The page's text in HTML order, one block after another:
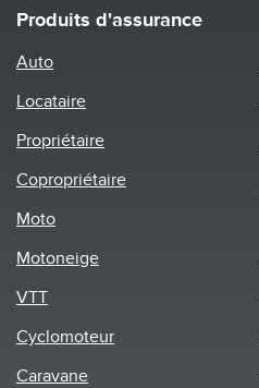
Produits d'assurance
Auto
Locataire
Propriétaire
Copropriétaire
Moto
Motoneige
VTT
Cyclomoteur
Caravane